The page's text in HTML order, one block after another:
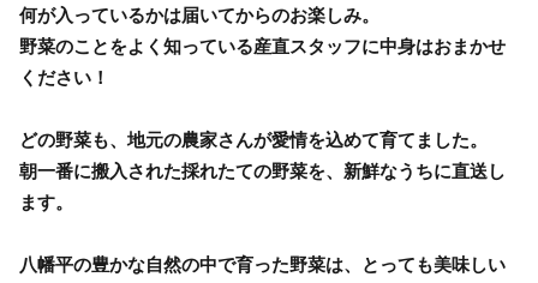
何が入っているかは届いてからのお楽しみ。
野菜のことをよく知っている産直スタッフに中身はおまかせ
ください！
どの野菜も、地元の農家さんが愛情を込めて育てました。
朝一番に搬入された採れたての野菜を、新鮮なうちに直送し
ます。
八幡平の豊かな自然の中で育った野菜は、とっても美味しい